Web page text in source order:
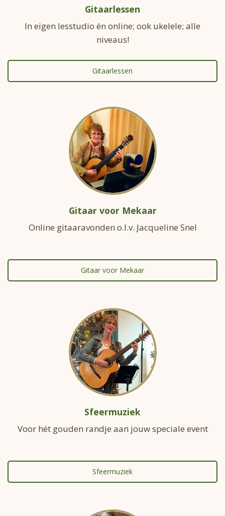
Gitaarlessen
In eigen lesstudio én online; ook ukelele; alle
niveaus!
Gitaarlessen
Gitaar voor Mekaar
Online gitaaravonden o.l.v. Jacqueline Snel
Gitaar voor Mekaar
Sfeermuziek
Voor hét gouden randje aan jouw speciale event
Sfeermuziek